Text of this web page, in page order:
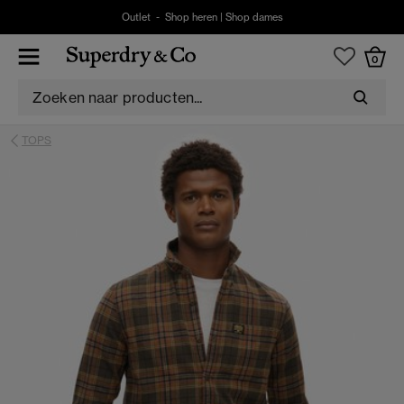
Outlet - Shop heren| Shop dames
0
TOPS